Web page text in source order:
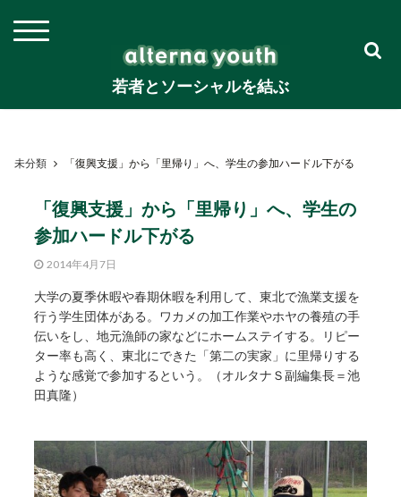
若者とソーシャルを結ぶ
未分類 「復興支援」から「里帰り」へ、学生の参加ハードル下がる
「復興支援」から「里帰り」へ、学生の
参加ハードル下がる
2014年4月7日
大学の夏季休暇や春期休暇を利用して、東北で漁業支援を
行う学生団体がある。ワカメの加工作業やホヤの養殖の手
伝いをし、地元漁師の家などにホームステイする。リピー
ター率も高く、東北にできた「第二の実家」に里帰りする
ような感覚で参加するという。（オルタナＳ副編集長＝池
田真隆）